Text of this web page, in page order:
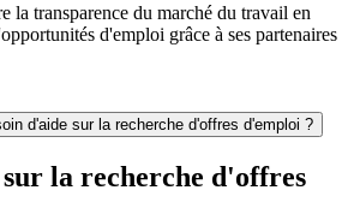
la transparence du marché du travail en
d'emploi grâce à ses partenaires
d'aide sur la recherche d'offres d'emploi ?
la recherche d'offres